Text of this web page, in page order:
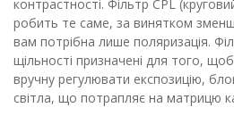
контрастності. Фільтр CPL
робить те саме, за винятком
вам потрібна лише поляризація.
щільності призначені для того,
вручну регулювати експозицію,
світла, що потрапляє на матрицю